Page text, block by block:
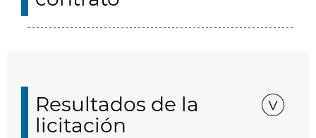
Resultados de la
licitación